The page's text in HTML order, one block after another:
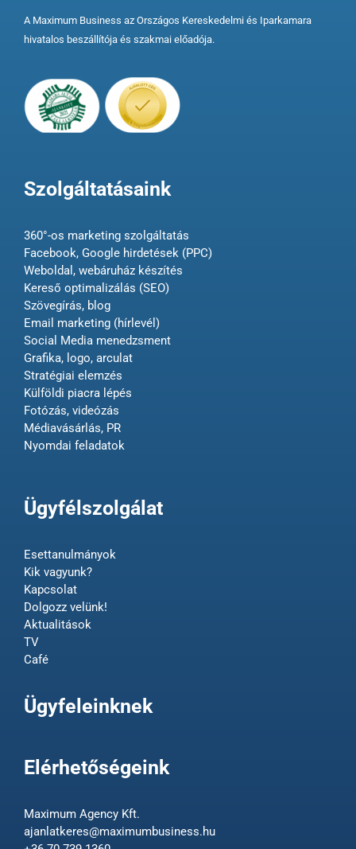
A Maximum Business az Országos Kereskedelmi és Iparkamara
hivatalos beszállítója és szakmai előadója.
Szolgáltatásaink
360°-os marketing szolgáltatás
Facebook, Google hirdetések (PPC)
Weboldal, webáruház készítés
Kereső optimalizálás (SEO)
Szövegírás, blog
Email marketing (hírlevél)
Social Media menedzsment
Grafika, logo, arculat
Stratégiai elemzés
Külföldi piacra lépés
Fotózás, videózás
Médiavásárlás, PR
Nyomdai feladatok
Ügyfélszolgálat
Esettanulmányok
Kik vagyunk?
Kapcsolat
Dolgozz velünk!
Aktualitások
TV
Café
Ügyfeleinknek
Elérhetőségeink
Maximum Agency Kft.
ajanlatkeres@maximumbusiness.hu